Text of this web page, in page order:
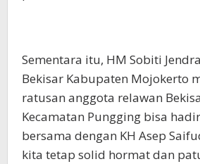
Sementara itu, HM Sobiti
Bekisar Kabupaten Mojokerto
ratusan anggota relawan
Kecamatan Pungging bisa
bersama dengan KH Asep
kita tetap solid hormat dan